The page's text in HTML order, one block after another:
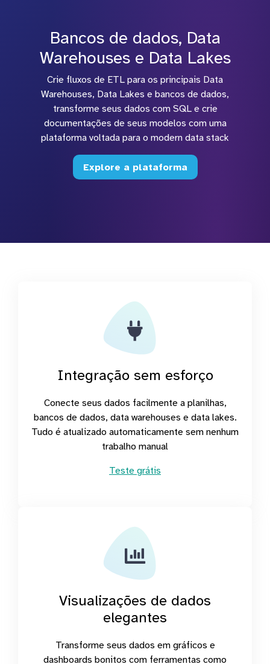
Bancos de dados, Data
Warehouses e Data Lakes
Crie fluxos de ETL para os principais Data
Warehouses, Data Lakes e bancos de dados,
transforme seus dados com SQL e crie
documentações de seus modelos com uma
plataforma voltada para o modern data stack
Explore a plataforma
Integração sem esforço
Conecte seus dados facilmente a planilhas,
bancos de dados, data warehouses e data lakes.
Tudo é atualizado automaticamente sem nenhum
trabalho manual
Teste grátis
Visualizações de dados
elegantes
Transforme seus dados em gráficos e
dashboards bonitos com ferramentas como